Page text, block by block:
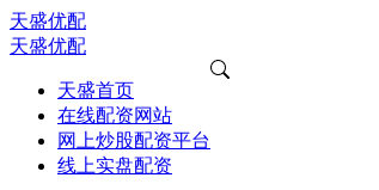
天盛优配
天盛优配
天盛首页
在线配资网站
网上炒股配资平台
线上实盘配资